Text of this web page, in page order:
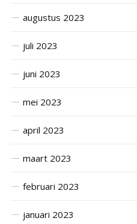
augustus 2023
juli 2023
juni 2023
mei 2023
april 2023
maart 2023
februari 2023
januari 2023